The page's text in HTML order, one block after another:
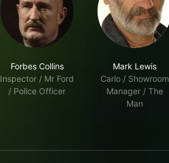
Forbes Collins
Inspector / Mr Ford
/ Police Officer
Mark Lewis
Carlo / Showroom
Manager / The
Man